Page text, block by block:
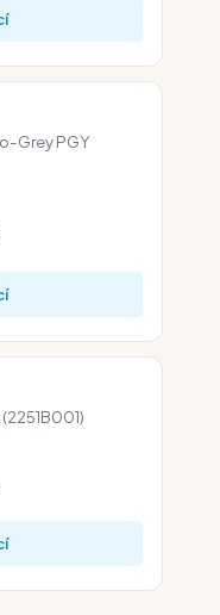
Grey PGY